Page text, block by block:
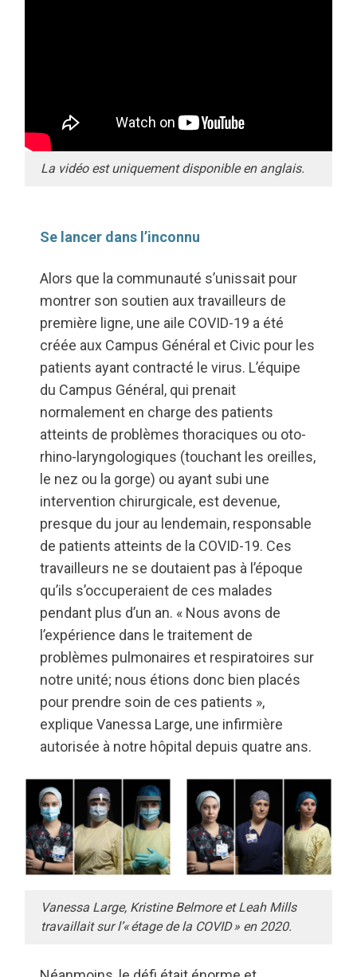
La vidéo est uniquement disponible en anglais.
Se lancer dans l’inconnu
Alors que la communauté s’unissait pour
montrer son soutien aux travailleurs de
première ligne, une aile COVID-19 a été
créée aux Campus Général et Civic pour les
patients ayant contracté le virus. L’équipe
du Campus Général, qui prenait
normalement en charge des patients
atteints de problèmes thoraciques ou oto-
rhino-laryngologiques (touchant les oreilles,
le nez ou la gorge) ou ayant subi une
intervention chirurgicale, est devenue,
presque du jour au lendemain, responsable
de patients atteints de la COVID-19. Ces
travailleurs ne se doutaient pas à l’époque
qu’ils s’occuperaient de ces malades
pendant plus d’un an. « Nous avons de
l’expérience dans le traitement de
problèmes pulmonaires et respiratoires sur
notre unité; nous étions donc bien placés
pour prendre soin de ces patients »,
explique Vanessa Large, une infirmière
autorisée à notre hôpital depuis quatre ans.
Vanessa Large, Kristine Belmore et Leah Mills
travaillait sur l’« étage de la COVID » en 2020.